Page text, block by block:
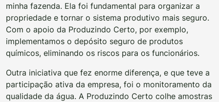
minha fazenda. Ela foi fundamental para organizar a
propriedade e tornar o sistema produtivo mais seguro.
Com o apoio da Produzindo Certo, por exemplo,
implementamos o depósito seguro de produtos
químicos, eliminando os riscos para os funcionários.
Outra iniciativa que fez enorme diferença, e que teve a
participação ativa da empresa, foi o monitoramento da
qualidade da água. A Produzindo Certo colhe amostras